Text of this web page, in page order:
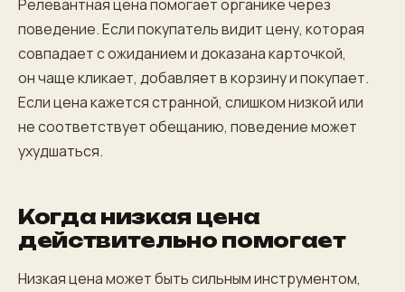
Релевантная цена помогает органике через
поведение. Если покупатель видит цену, которая
совпадает с ожиданием и доказана карточкой,
он чаще кликает, добавляет в корзину и покупает.
Если цена кажется странной, слишком низкой или
не соответствует обещанию, поведение может
ухудшаться.
Когда низкая цена
действительно помогает
Низкая цена может быть сильным инструментом,